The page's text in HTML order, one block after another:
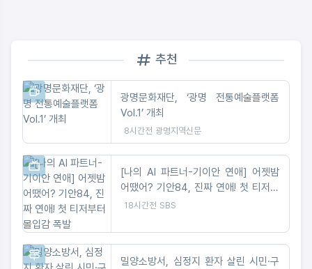
추천
광명문화재단, ‘광명 전통예술플랫폼
Vol.1’ 개최
8시간전 광명지역신문
[나의 AI 파트너-기이안 연애] 어젯밤
어땠어? 기안84, 진짜 연애! 첫 티저부
터 몰입감 폭발
18시간전 SBS
밀양소방서, 심정지 환자 살린 시민·구